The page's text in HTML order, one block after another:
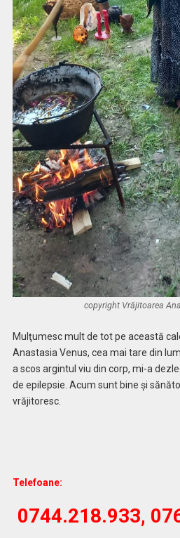
copyright Vrăjitoarea
Mulţumesc mult de tot pe această
Anastasia Venus, cea mai tare din
a scos argintul viu din corp, mi-a
de epilepsie. Acum sunt bine şi
vrăjitoresc.
Karolina,
Telefoane:
0744.218.933,